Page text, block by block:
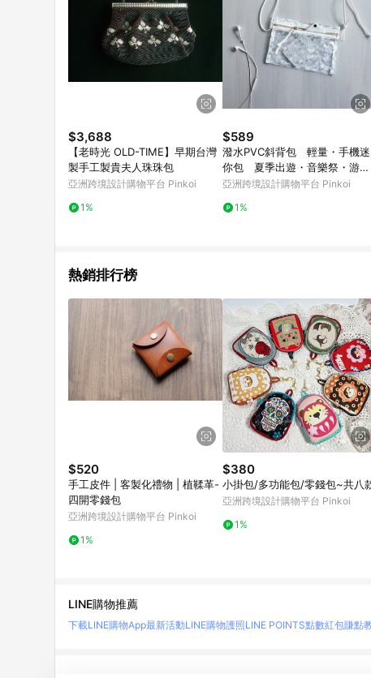
贈點回饋。 10. 部分點數紅包僅限指定商品使用，或不適用於無
紅包頁面規則為準。
$3,688
【老時光 OLD-TIME】早期台灣
製手工製貴夫人珠珠包
亞洲跨境設計購物平台 Pinkoi
1%
$589
潑水PVC斜背包 輕量・手機迷
你包 夏季出遊・音樂祭・游泳
池・
亞洲跨境設計購物平台 Pinkoi
1%
熱銷排行榜
$520
手工皮件 | 客製化禮物 | 植鞣革-
四開零錢包
亞洲跨境設計購物平台 Pinkoi
1%
$380
小掛包/多功能包/零錢包~共八
亞洲跨境設計購物平台 Pinkoi
1%
LINE購物推薦
下載LINE購物App最新活動LINE購物護照LINE POINTS點數紅包賺點